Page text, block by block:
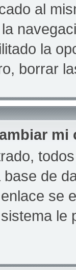
al
la
borrar
de
se